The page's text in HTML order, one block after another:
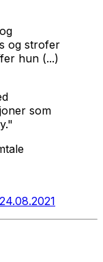
og strofer
hun (...)
som